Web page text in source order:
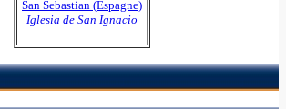
San Sebastian (Espagne)
Iglesia de San Ignacio